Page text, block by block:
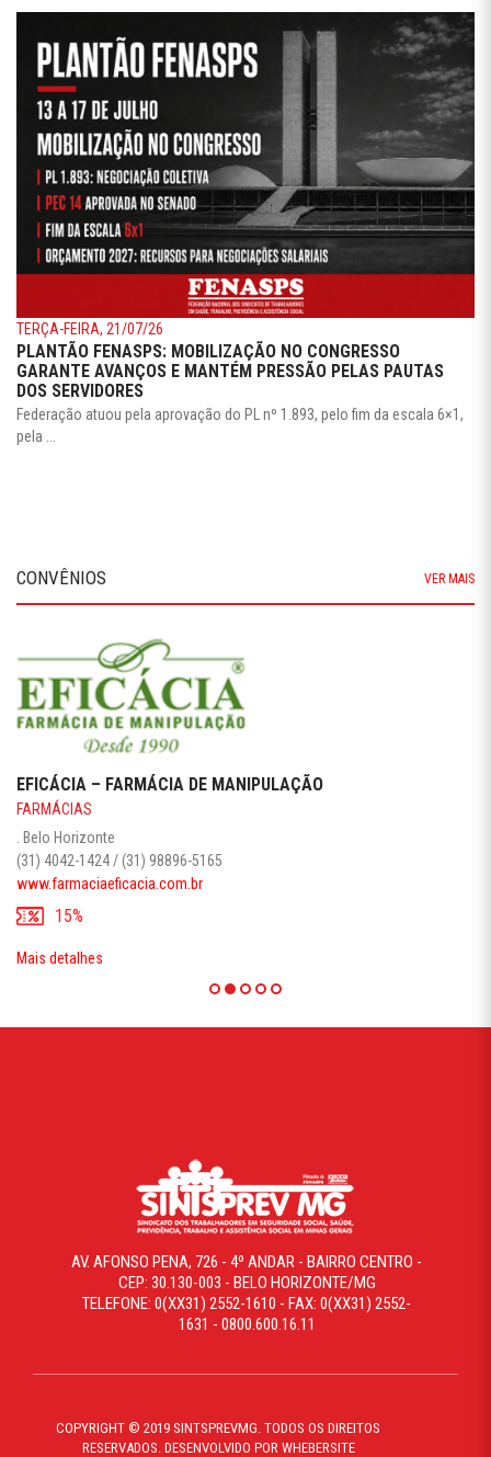
TERÇA-FEIRA, 21/07/26
PLANTÃO FENASPS: MOBILIZAÇÃO NO CONGRESSO
GARANTE AVANÇOS E MANTÉM PRESSÃO PELAS PAUTAS
DOS SERVIDORES
Federação atuou pela aprovação do PL nº 1.893, pelo fim da escala 6×1,
pela ...
CONVÊNIOS VER MAIS
EFICÁCIA – FARMÁCIA DE MANIPULAÇÃO
FARMÁCIAS
. Belo Horizonte
(31) 4042-1424 / (31) 98896-5165
www.farmaciaeficacia.com.br
15%
Mais detalhes
AV. AFONSO PENA, 726 - 4º ANDAR - BAIRRO CENTRO -
CEP: 30.130-003 - BELO HORIZONTE/MG
TELEFONE: 0(XX31) 2552-1610 - FAX: 0(XX31) 2552-
1631 - 0800.600.16.11
COPYRIGHT © 2019 SINTSPREVMG. TODOS OS DIREITOS
RESERVADOS. DESENVOLVIDO POR WHEBERSITE